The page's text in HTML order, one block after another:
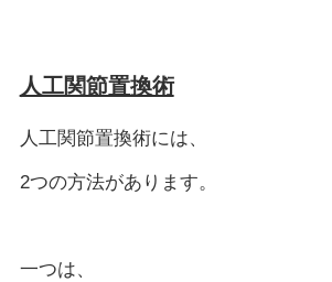
人工関節置換術
人工関節置換術には、
2つの方法があります。
一つは、